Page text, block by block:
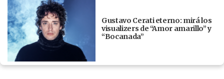
Gustavo Cerati eterno: mirá los
visualizers de “Amor amarillo” y
“Bocanada”